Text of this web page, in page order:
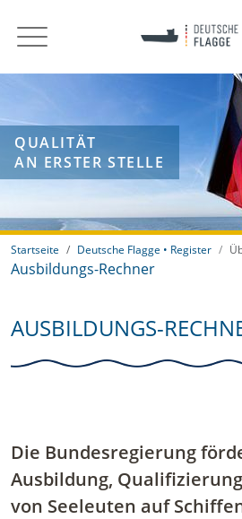
QUALITÄT
AN ERSTER STELLE
Startseite Deutsche Flagge • Register
Ausbildungs-Rechner
AUSBILDUNGS-
Die Bundesregierung
Ausbildung,
von Seeleuten auf